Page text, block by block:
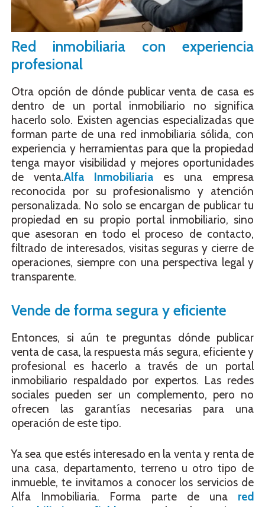
Red inmobiliaria con experiencia
profesional
Otra opción de dónde publicar venta de casa es
dentro de un portal inmobiliario no significa
hacerlo solo. Existen agencias especializadas que
forman parte de una red inmobiliaria sólida, con
experiencia y herramientas para que la propiedad
tenga mayor visibilidad y mejores oportunidades
de venta.Alfa Inmobiliaria es una empresa
reconocida por su profesionalismo y atención
personalizada. No solo se encargan de publicar tu
propiedad en su propio portal inmobiliario, sino
que asesoran en todo el proceso de contacto,
filtrado de interesados, visitas seguras y cierre de
operaciones, siempre con una perspectiva legal y
transparente.
Vende de forma segura y eficiente
Entonces, si aún te preguntas dónde publicar
venta de casa, la respuesta más segura, eficiente y
profesional es hacerlo a través de un portal
inmobiliario respaldado por expertos. Las redes
sociales pueden ser un complemento, pero no
ofrecen las garantías necesarias para una
operación de este tipo.
Ya sea que estés interesado en la venta y renta de
una casa, departamento, terreno u otro tipo de
inmueble, te invitamos a conocer los servicios de
Alfa Inmobiliaria. Forma parte de una red